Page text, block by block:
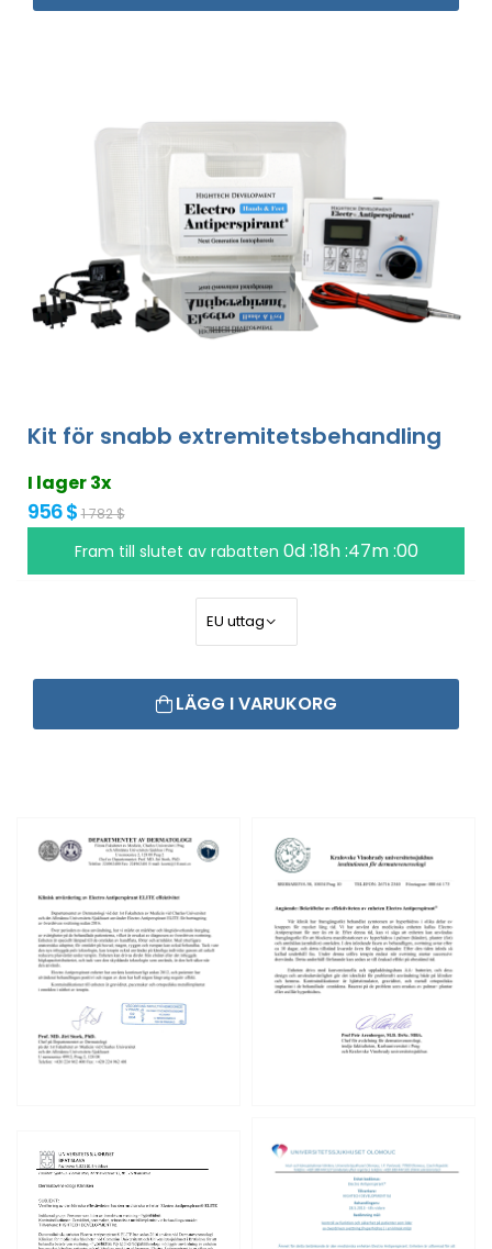
Kit för snabb extremitetsbehandling
I lager 3x
956 $ 1 782 $
Fram till slutet av rabatten 0d :18h :46m :59
LÄGG I VARUKORG